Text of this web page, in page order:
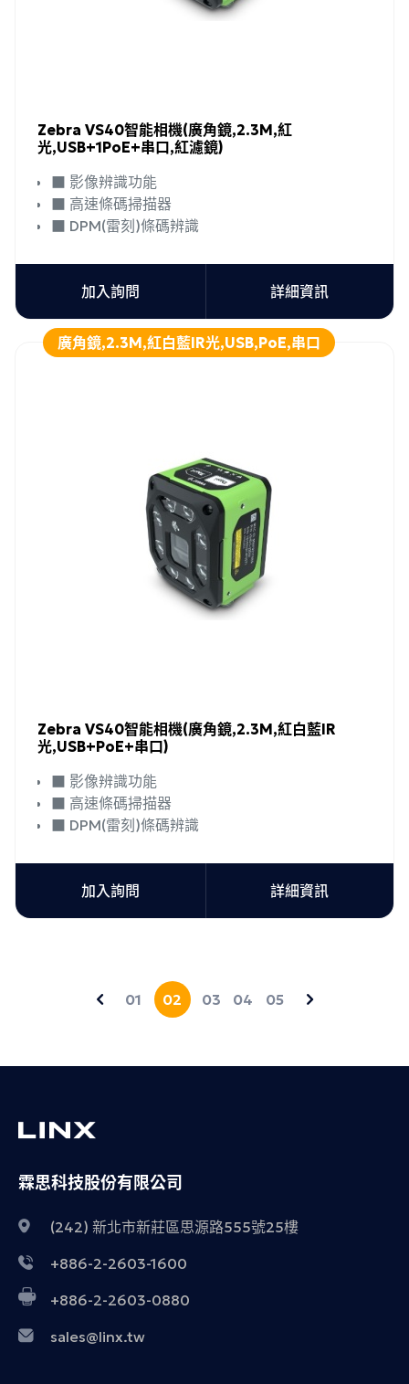
Zebra VS40智能相機(廣角鏡,2.3M,紅
光,USB+1PoE+串口,紅濾鏡)
■ 影像辨識功能
■ 高速條碼掃描器
■ DPM(雷刻)條碼辨識
加入詢問 詳細資訊
廣角鏡,2.3M,紅白藍IR光,USB,PoE,串口
Zebra VS40智能相機(廣角鏡,2.3M,紅白藍IR
光,USB+PoE+串口)
■ 影像辨識功能
■ 高速條碼掃描器
■ DPM(雷刻)條碼辨識
加入詢問 詳細資訊
01 02 03 04 05
霖思科技股份有限公司
(242) 新北市新莊區思源路555號25樓
+886-2-2603-1600
+886-2-2603-0880
sales@linx.tw